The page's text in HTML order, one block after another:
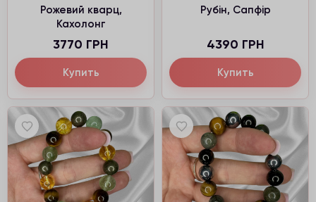
Рожевий кварц,
Кахолонг
3770 ГРН
Купить
Рубін, Сапфір
4390 ГРН
Купить